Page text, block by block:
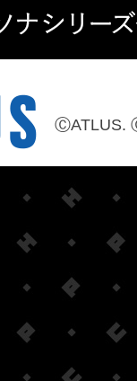
ⒸATLUS.